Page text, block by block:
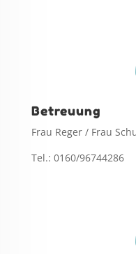
Betreuung
Frau Reger / Frau
Tel.: 0160/96744286